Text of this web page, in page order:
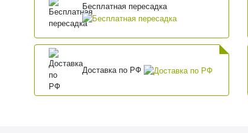
Бесплатная пересадка
Доставка по РФ